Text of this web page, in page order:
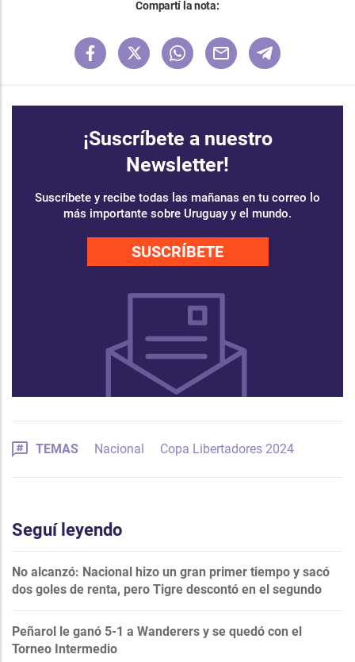
Compartí la nota:
¡Suscríbete a nuestro
Newsletter!
Suscríbete y recibe todas las mañanas en tu correo lo
más importante sobre Uruguay y el mundo.
SUSCRÍBETE
TEMAS Nacional Copa Libertadores 2024
Seguí leyendo
No alcanzó: Nacional hizo un gran primer tiempo y sacó
dos goles de renta, pero Tigre descontó en el segundo
Peñarol le ganó 5-1 a Wanderers y se quedó con el
Torneo Intermedio